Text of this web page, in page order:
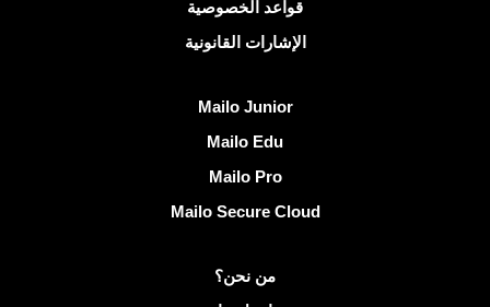
قواعد الخصوصية
الإشارات القانونية
Mailo Junior
Mailo Edu
Mailo Pro
Mailo Secure Cloud
مزيد من المعلومات على Mailoمن نحن؟